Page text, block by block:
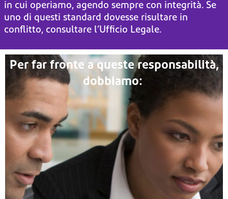
in cui operiamo, agendo sempre con integrità. Se
uno di questi standard dovesse risultare in
conflitto, consultare l’Ufficio Legale.
Per far fronte a queste responsabilità,
dobbiamo: